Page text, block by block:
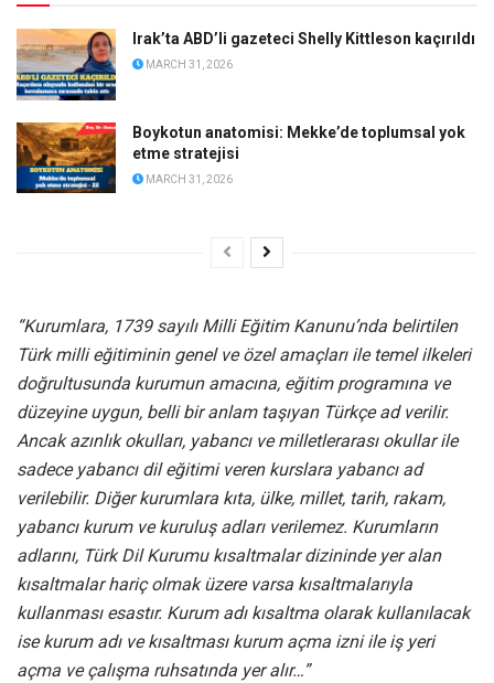
Irak’ta ABD’li gazeteci Shelly Kittleson kaçırıldı
MARCH 31, 2026
Boykotun anatomisi: Mekke’de toplumsal yok
etme stratejisi
MARCH 31, 2026
“Kurumlara, 1739 sayılı Milli Eğitim Kanunu’nda belirtilen
Türk milli eğitiminin genel ve özel amaçları ile temel ilkeleri
doğrultusunda kurumun amacına, eğitim programına ve
düzeyine uygun, belli bir anlam taşıyan Türkçe ad verilir.
Ancak azınlık okulları, yabancı ve milletlerarası okullar ile
sadece yabancı dil eğitimi veren kurslara yabancı ad
verilebilir. Diğer kurumlara kıta, ülke, millet, tarih, rakam,
yabancı kurum ve kuruluş adları verilemez. Kurumların
adlarını, Türk Dil Kurumu kısaltmalar dizininde yer alan
kısaltmalar hariç olmak üzere varsa kısaltmalarıyla
kullanması esastır. Kurum adı kısaltma olarak kullanılacak
ise kurum adı ve kısaltması kurum açma izni ile iş yeri
açma ve çalışma ruhsatında yer alır…”